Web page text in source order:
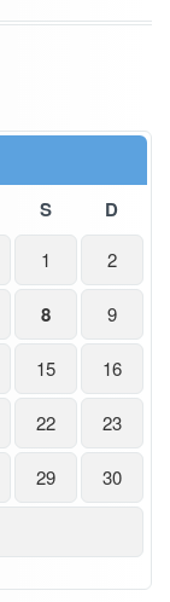
S D
1 2
8 9
15 16
22 23
29 30